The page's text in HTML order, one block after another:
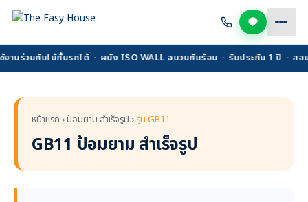
มกับไม้กั้นรถได้ · ผนัง ISO WALL ฉนวนกันร้อน · รับประกัน 1 ปี · สอบถาม
หน้าแรก › ป้อมยาม สำเร็จรูป ›รุ่น GB11
GB11 ป้อมยาม สำเร็จรูป